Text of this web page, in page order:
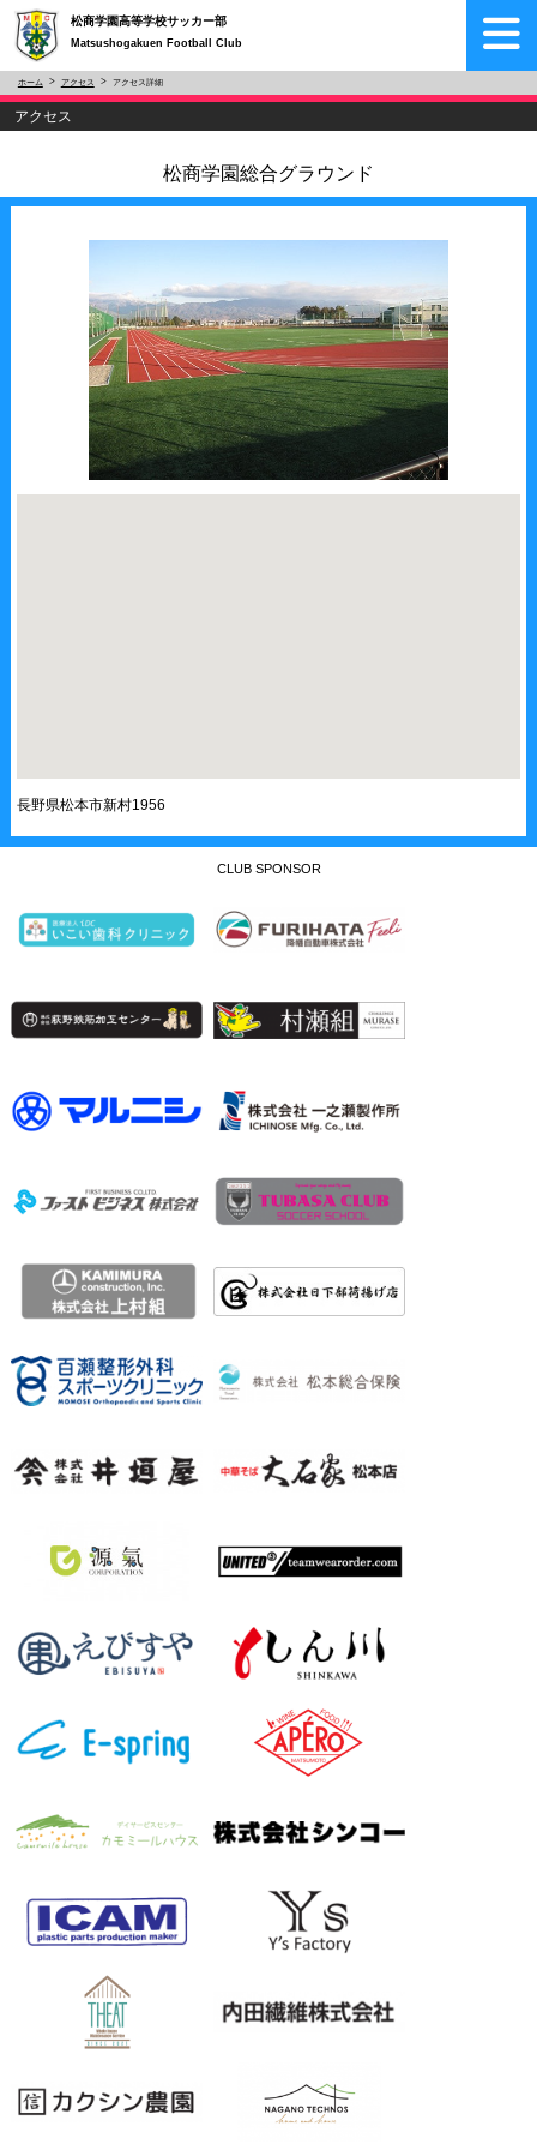
松商学園高等学校サッカー部
Matsushogakuen Football Club
ホーム アクセス アクセス詳細
アクセス
松商学園総合グラウンド
長野県松本市新村1956
CLUB SPONSOR